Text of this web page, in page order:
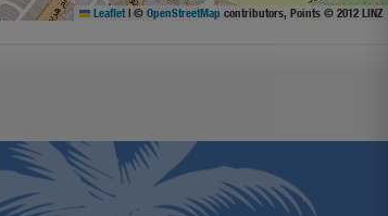
Leaflet | © OpenStreetMap contributors, Points © 2012 LINZ